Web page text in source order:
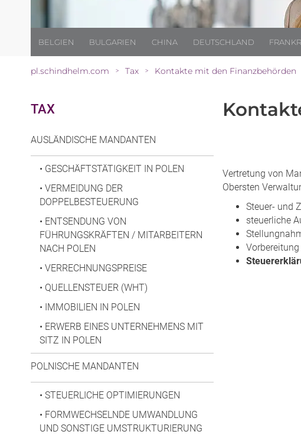
BELGIEN BULGARIEN CHINA DEUTSCHLAND
pl.schindhelm.com > Tax > Kontakte mit den Finanzbehörden
TAX
AUSLÄNDISCHE MANDANTEN
• GESCHÄFTSTÄTIGKEIT IN POLEN
• VERMEIDUNG DER
DOPPELBESTEUERUNG
• ENTSENDUNG VON
FÜHRUNGSKRÄFTEN / MITARBEITERN
NACH POLEN
• VERRECHNUNGSPREISE
• QUELLENSTEUER (WHT)
• IMMOBILIEN IN POLEN
• ERWERB EINES UNTERNEHMENS MIT
SITZ IN POLEN
POLNISCHE MANDANTEN
• STEUERLICHE OPTIMIERUNGEN
• FORMWECHSELNDE UMWANDLUNG
UND SONSTIGE UMSTRUKTURIERUNG
Vertretung von
Obersten
Steuer- und
steuerliche